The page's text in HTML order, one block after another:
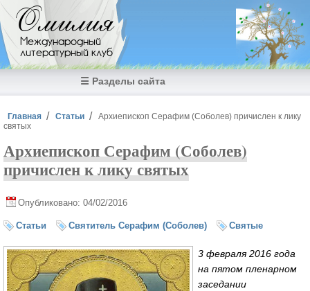
Перейти к основному содержанию
Омилия
Международный
литературный клуб
☰ Разделы сайта
Вы здесь
Главная Статьи
Архиепископ Серафим (Соболев) причислен к лику
святых
Архиепископ Серафим (Соболев)
причислен к лику святых
Опубликовано: 04/02/2016
Статьи Святитель Серафим (Соболев) Святые
3 февраля 2016 года
на пятом пленарном
заседании